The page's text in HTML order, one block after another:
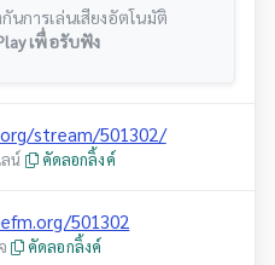
นการเล่นเสียงอัตโนมัติ
เพื่อรับฟัง
stream/501302/
น์ คัดลอกลิ้งค์
501302
คัดลอกลิ้งค์